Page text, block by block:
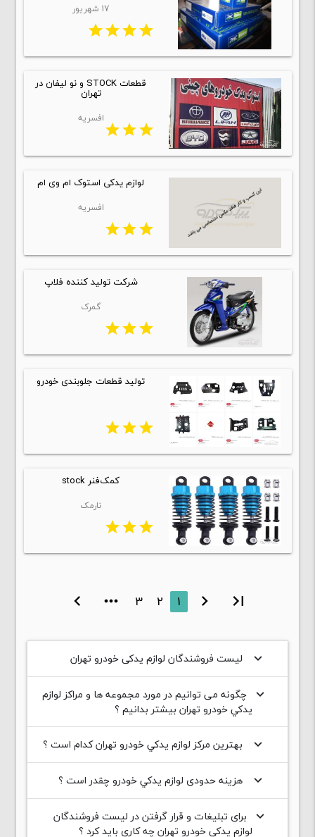
17 شهریور
star
star
star
star
قطعات STOCK و نو لیفان در
تهران
افسریه
star
star
star
لوازم یدکی استوک ام وی ام
افسریه
star
star
star
شرکت تولید کننده فلاپ
گمرک
star
star
star
تولید قطعات جلوبندی خودرو
star
star
star
کمک‌فنر stock
نارمک
star
star
star
first_page
chevron_left
1
2
3
more_horiz
chevron_right
keyboard_arrow_down لیست فروشندگان لوازم یدکی خودرو تهران
keyboard_arrow_down چگونه می توانیم در مورد مجموعه ها و مراکز لوازم
يدکي خودرو تهران بیشتر بدانیم ؟
keyboard_arrow_down بهترین مرکز لوازم يدکي خودرو تهران کدام است ؟
keyboard_arrow_down هزینه حدودی لوازم يدکي خودرو چقدر است ؟
keyboard_arrow_down
برای تبلیغات و قرار گرفتن در لیست فروشندگان
لوازم یدکی خودرو تهران چه کاری باید کرد ؟